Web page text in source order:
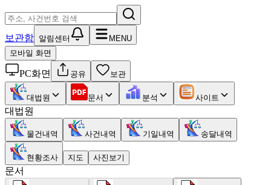
보관함 알림센터
MENU
모바일 화면
PC화면 공유 보관
대법원 문서 분석 사이트
대법원
물건내역 사건내역 기일내역 송달내역
현황조사 지도 사진보기
문서